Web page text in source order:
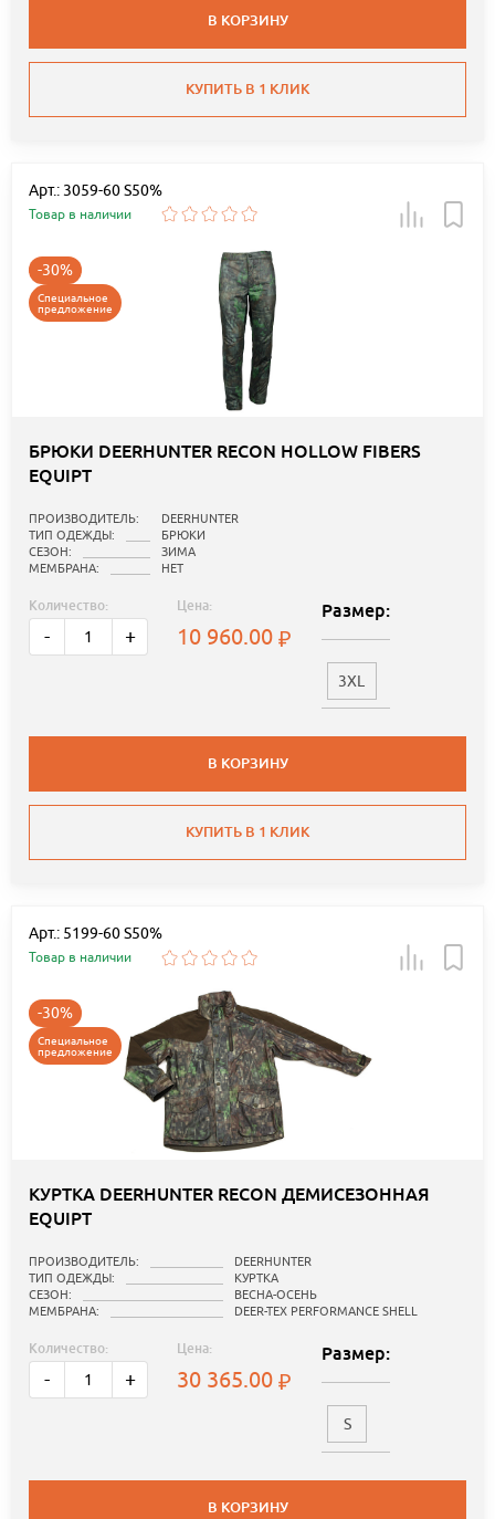
В КОРЗИНУ
КУПИТЬ В 1 КЛИК
Арт.: 3059-60 S50%
Товар в наличии
-30%
Специальное
предложение
БРЮКИ DEERHUNTER RECON HOLLOW FIBERS
EQUIPT
ПРОИЗВОДИТЕЛЬ:
DEERHUNTER
ТИП ОДЕЖДЫ:
БРЮКИ
СЕЗОН:
ЗИМА
МЕМБРАНА:
НЕТ
Количество:
- +
Цена:
10 960.00
Размер:
3XL
В КОРЗИНУ
КУПИТЬ В 1 КЛИК
Арт.: 5199-60 S50%
Товар в наличии
-30%
Специальное
предложение
КУРТКА DEERHUNTER RECON ДЕМИСЕЗОННАЯ
EQUIPT
ПРОИЗВОДИТЕЛЬ:
DEERHUNTER
ТИП ОДЕЖДЫ:
КУРТКА
СЕЗОН:
ВЕСНА-ОСЕНЬ
МЕМБРАНА:
DEER-TEX PERFORMANCE SHELL
Количество:
- +
Цена:
30 365.00
Размер:
S
В КОРЗИНУ